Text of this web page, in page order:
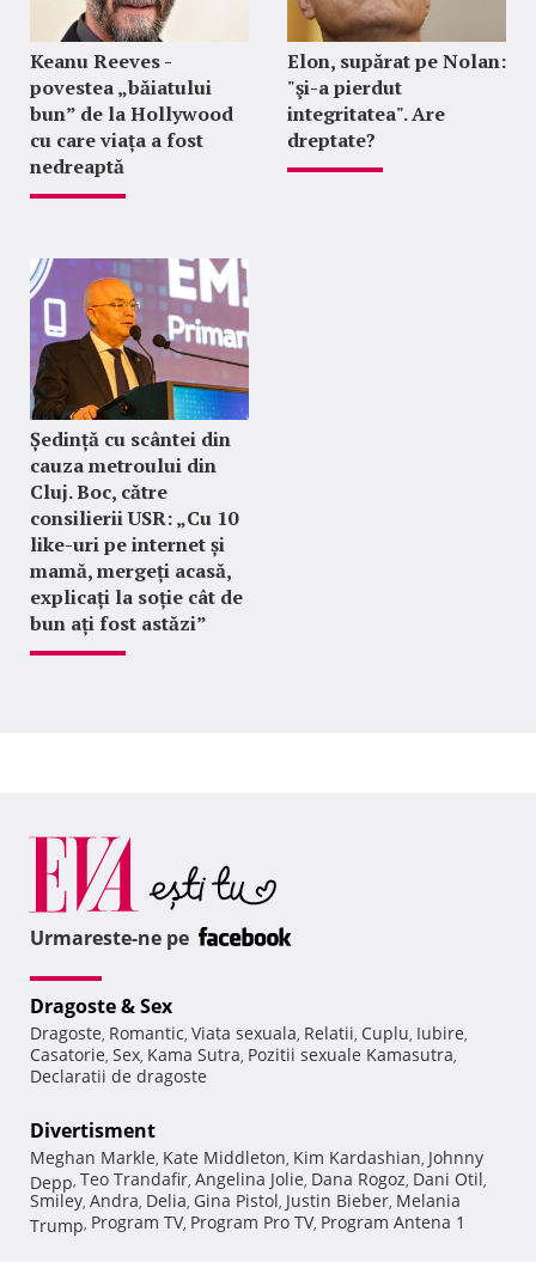
Keanu Reeves -
povestea „băiatului
bun” de la Hollywood
cu care viața a fost
nedreaptă
Elon, supărat pe Nolan:
"şi-a pierdut
integritatea". Are
dreptate?
Ședință cu scântei din
cauza metroului din
Cluj. Boc, către
consilierii USR: „Cu 10
like-uri pe internet și
mamă, mergeți acasă,
explicați la soție cât de
bun ați fost astăzi”
Urmareste-ne pe
Dragoste & Sex
Dragoste, Romantic, Viata sexuala, Relatii, Cuplu, Iubire,
Casatorie, Sex, Kama Sutra, Pozitii sexuale Kamasutra,
Declaratii de dragoste
Divertisment
Meghan Markle, Kate Middleton, Kim Kardashian, Johnny
Depp, Teo Trandafir, Angelina Jolie, Dana Rogoz, Dani Otil,
Smiley, Andra, Delia, Gina Pistol, Justin Bieber, Melania
Trump, Program TV, Program Pro TV, Program Antena 1